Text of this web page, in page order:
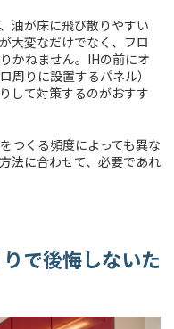
油が床に飛び散りやすい
大変なだけでなく、フロ
かねません。IHの前にオ
周りに設置するパネル）
して対策するのがおすす
つくる頻度によっても異な
法に合わせて、必要であれ
で後悔しないた